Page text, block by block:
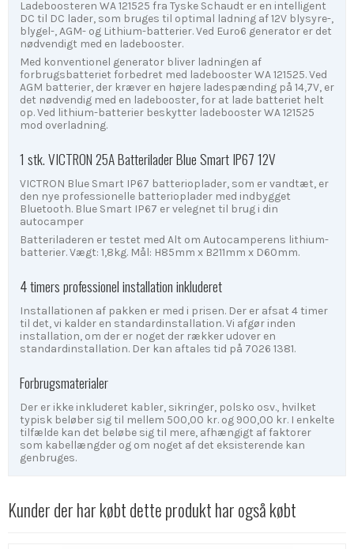
Ladeboosteren WA 121525 fra Tyske Schaudt er en intelligent
DC til DC lader, som bruges til optimal ladning af 12V blysyre-,
blygel-, AGM- og Lithium-batterier. Ved Euro6 generator er det
nødvendigt med en ladebooster.
Med konventionel generator bliver ladningen af
forbrugsbatteriet forbedret med ladebooster WA 121525. Ved
AGM batterier, der kræver en højere ladespænding på 14,7V, er
det nødvendig med en ladebooster, for at lade batteriet helt
op. Ved lithium-batterier beskytter ladebooster WA 121525
mod overladning.
1 stk. VICTRON 25A Batterilader Blue Smart IP67 12V
VICTRON Blue Smart IP67 batterioplader, som er vandtæt, er
den nye professionelle batterioplader med indbygget
Bluetooth. Blue Smart IP67 er velegnet til brug i din
autocamper
Batteriladeren er testet med Alt om Autocamperens lithium-
batterier. Vægt: 1,8kg. Mål: H85mm x B211mm x D60mm.
4 timers professionel installation inkluderet
Installationen af pakken er med i prisen. Der er afsat 4 timer
til det, vi kalder en standardinstallation. Vi afgør inden
installation, om der er noget der rækker udover en
standardinstallation. Der kan aftales tid på 7026 1381.
Forbrugsmaterialer
Der er ikke inkluderet kabler, sikringer, polsko osv., hvilket
typisk beløber sig til mellem 500,00 kr. og 900,00 kr. I enkelte
tilfælde kan det beløbe sig til mere, afhængigt af faktorer
som kabellængder og om noget af det eksisterende kan
genbruges.
Kunder der har købt dette produkt har også købt